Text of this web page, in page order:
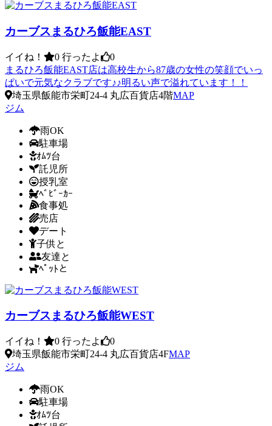
カーブスまるひろ飯能EAST
イイね！ 0 行ったよ
0
まるひろ飯能EAST店は高校生から87歳の女性の笑顔でいっ
ぱいで元気なクラブです♪♪明るい声で溢れています！！
埼玉県飯能市栄町24-4 丸広百貨店4階MAP
ジム
雨OK
駐車場
ｵﾑﾂ台
託児所
授乳室
ﾍﾞﾋﾞｰｶｰ
食事処
売店
デート
子供と
友達と
ﾍﾟｯﾄと
カーブスまるひろ飯能WEST
イイね！ 0 行ったよ
0
埼玉県飯能市栄町24-4 丸広百貨店4FMAP
ジム
雨OK
駐車場
ｵﾑﾂ台